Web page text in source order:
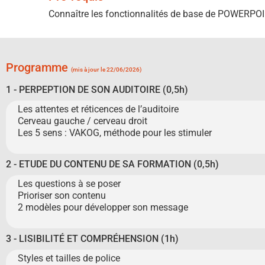
Connaître les fonctionnalités de base de
Programme (mis à jour le 22/06/2026)
1 - PERPEPTION DE SON AUDITOIRE (0,5h)
Les attentes et réticences de l’auditoire
Cerveau gauche / cerveau droit
Les 5 sens : VAKOG, méthode pour les stimuler
2 - ETUDE DU CONTENU DE SA FORMATION (0,5h)
Les questions à se poser
Prioriser son contenu
2 modèles pour développer son message
3 - LISIBILITÉ ET COMPRÉHENSION (1h)
Styles et tailles de police